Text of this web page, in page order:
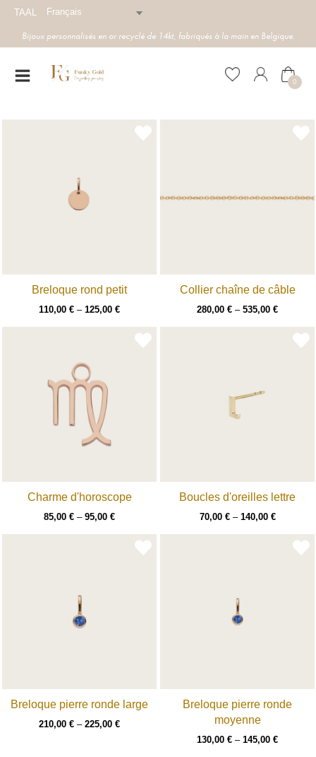
TAAL Français
Bijoux personnalisés en or recyclé de 14kt, fabriqués à la main en Belgique.
0
Breloque rond petit
110,00 € – 125,00 €
Collier chaîne de câble
280,00 € – 535,00 €
Charme d'horoscope
85,00 € – 95,00 €
Boucles d'oreilles lettre
70,00 €– 140,00 €
Breloque pierre ronde large
210,00 € – 225,00 €
Breloque pierre ronde
moyenne
130,00 € – 145,00 €